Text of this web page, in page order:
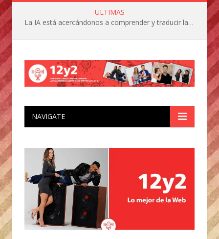
ULTIMAS
La IA está acercándonos a comprender y traducir las vocalizaciones y comportamientos de nuestras mascotas
NAVIGATE